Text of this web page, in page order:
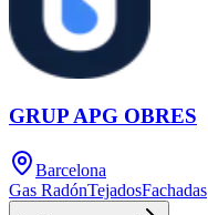
GRUP APG OBRES
Barcelona
Gas RadónTejadosFachadas